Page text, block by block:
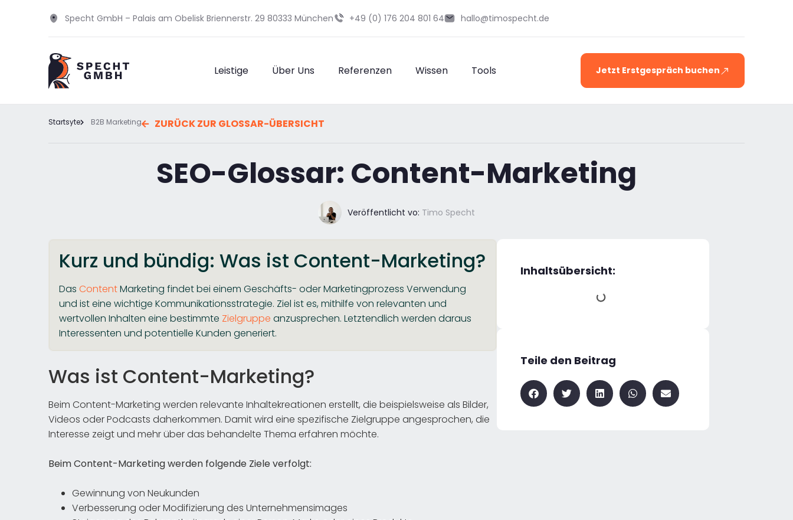
Specht GmbH – Palais am Obelisk Briennerstr. 29 80333 München +49 (0) 176 204 801 64 hallo@timospecht.de
Leistige Über Uns Referenzen Wissen Tools Jetzt Erstgespräch buchen
Startsyte B2B Marketing ZURÜCK ZUR GLOSSAR-ÜBERSICHT
SEO-Glossar: Content-Marketing
Veröffentlicht vo: Timo Specht
Kurz und bündig: Was ist Content-Marketing?
Das ContentMarketing findet bei einem Geschäfts- oder Marketingprozess Verwendung
und ist eine wichtige Kommunikationsstrategie. Ziel ist es, mithilfe von relevanten und
wertvollen Inhalten eine bestimmte Zielgruppe anzusprechen. Letztendlich werden daraus
Interessenten und potentielle Kunden generiert.
Was ist Content-Marketing?
Beim Content-Marketing werden relevante Inhaltekreationen erstellt, die beispielsweise als Bilder,
Videos oder Podcasts daherkommen. Damit wird eine spezifische Zielgruppe angesprochen, die
Interesse zeigt und mehr über das behandelte Thema erfahren möchte.
Beim Content-Marketing werden folgende Ziele verfolgt:
Gewinnung von Neukunden
Verbesserung oder Modifizierung des Unternehmensimages
Inhaltsübersicht:
Teile den Beitrag